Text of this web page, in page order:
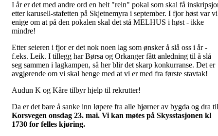
I år er det med andre ord en helt "rein" pokal som skal få
etter karusell-stafetten på Skjetnemyra i september. I fjor høst var vi
enige om at på den pokalen skal det stå MELHUS i høst - ikke
mindre!
Etter seieren i fjor er det nok noen lag som ønsker å slå oss i år -
f.eks. Leik. I tillegg har Børsa og Orkanger fått anledning til å slå
seg sammen i lagkampen, så her blir det skarp konkurranse. Det er
avgjørende om vi skal henge med at vi er med fra første stavtak!
Audun K og Kåre tilbyr hjelp til rekrutter!
Da er det bare å sanke inn løpere fra alle hjørner av bygda og dra til
Korsvegen onsdag 23. mai. Vi kan møtes på Skysstasjonen kl
1730 for felles kjøring.